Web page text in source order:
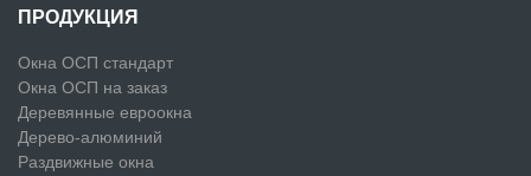
ПРОДУКЦИЯ
Окна ОСП стандарт
Окна ОСП на заказ
Деревянные евроокна
Дерево-алюминий
Раздвижные окна